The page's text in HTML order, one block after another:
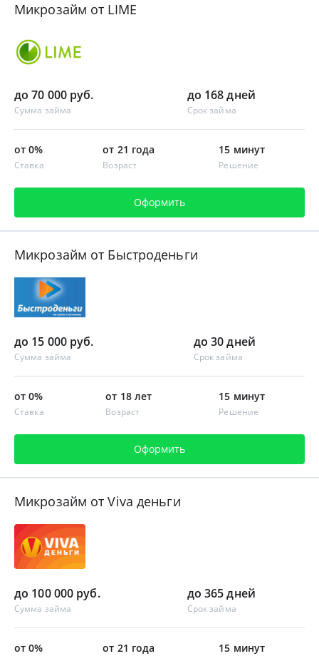
Микрозайм от LIME
до 70 000 руб.
Сумма займа
до 168 дней
Срок займа
от 0%
Ставка
от 21 года
Возраст
15 минут
Решение
Оформить
Микрозайм от Быстроденьги
до 15 000 руб.
Сумма займа
до 30 дней
Срок займа
от 0%
Ставка
от 18 лет
Возраст
15 минут
Решение
Оформить
Микрозайм от Viva деньги
до 100 000 руб.
Сумма займа
до 365 дней
Срок займа
от 0% от 21 года 15 минут